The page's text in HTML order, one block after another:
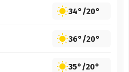
34°/20°
36°/20°
35°/20°